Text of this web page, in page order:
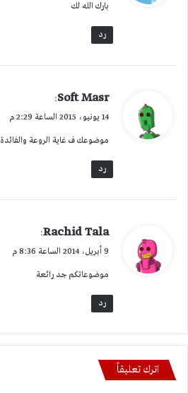
ل
بارك الله لك
رد
ي
ل
Soft Masr
:
14 يونيو، 2015 الساعة 2:29 م
موضوعك ف غاية الروعة والفائدة
رد
ي
ق
ل
Rachid Tala
:
9 أبريل، 2014 الساعة 8:36 م
موضوعاتكم جد رائعة
رد
اترك تعليقاً